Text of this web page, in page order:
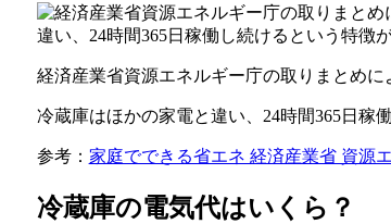
経済産業省資源エネルギー庁の取りまとめに
冷蔵庫はほかの家電と違い、24時間365日稼
参考： 家庭でできる省エネ 経済産業省 資源
冷蔵庫の電気代はいくら？